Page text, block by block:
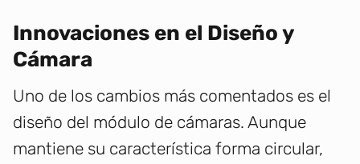
Innovaciones en el Diseño y
Cámara
Uno de los cambios más comentados es el
diseño del módulo de cámaras. Aunque
mantiene su característica forma circular,